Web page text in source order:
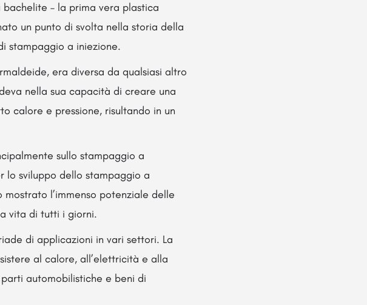
– la prima vera plastica
un punto di svolta nella storia della
stampaggio a iniezione.
era diversa da qualsiasi altro
nella sua capacità di creare una
calore e pressione, risultando in un
sullo stampaggio a
lo sviluppo dello stampaggio a
l’immenso potenziale delle
vita di tutti i giorni.
di applicazioni in vari settori. La
al calore, all’elettricità e alla
automobilistiche e beni di